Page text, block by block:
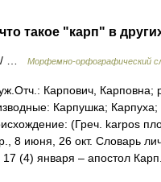
такое "карп" в
… Морфемно-орфографический
Карпович, Карповна;
Карпушка;
(Греч. karpos
8 июня, 26 окт. Словарь
17 (4) января – апостол